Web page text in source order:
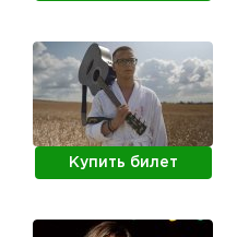
Купить билет